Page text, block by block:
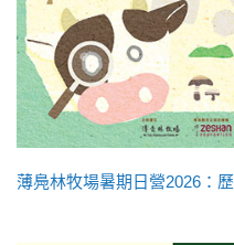
薄鳧林牧場暑期日營2026：